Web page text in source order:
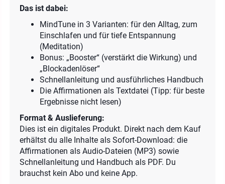
Das ist dabei:
MindTune in 3 Varianten: für den Alltag, zum
Einschlafen und für tiefe Entspannung
(Meditation)
Bonus: „Booster“ (verstärkt die Wirkung) und
„Blockadenlöser“
Schnellanleitung und ausführliches Handbuch
Die Affirmationen als Textdatei (Tipp: für beste
Ergebnisse nicht lesen)
Format & Auslieferung:
Dies ist ein digitales Produkt. Direkt nach dem Kauf
erhältst du alle Inhalte als Sofort-Download: die
Affirmationen als Audio-Dateien (MP3) sowie
Schnellanleitung und Handbuch als PDF. Du
brauchst kein Abo und keine App.